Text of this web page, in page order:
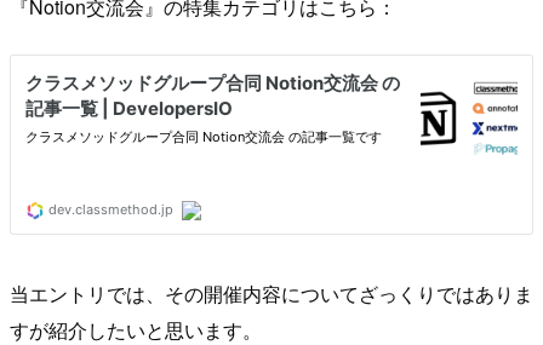
『Notion交流会』の特集カテゴリはこちら：
当エントリでは、その開催内容についてざっくりではありま
すが紹介したいと思います。